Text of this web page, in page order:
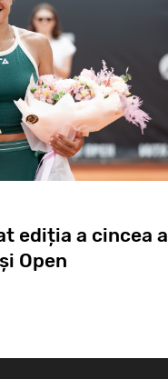
ediția a cincea a
Open